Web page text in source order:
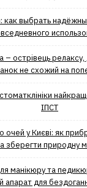
как выбрать
– острівець
не схожий на
ІПСТ
у Києві: як
зберегти природну
манікюру та
апарат для